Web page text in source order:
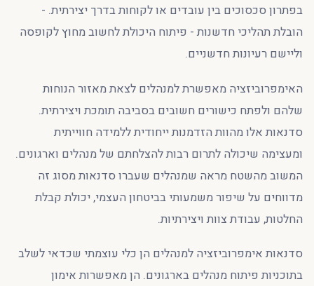
בפתרון סכסוכים בין עובדים או לקוחות בדרך יצירתית. -
הובלת תהליכי חדשנות - פיתוח היכולת לחשוב מחוץ לקופסה
וליישם רעיונות חדשניים.
האימפרוביזציה מאפשרת למנהלים לצאת מאזור הנוחות
שלהם ולפתח כישורים חשובים בסביבה תומכת ויצירתית.
סדנאות אלו מהוות הזדמנות ייחודית ללמידה חווייתית
ומעצימה שיכולה לתרום רבות להצלחתם של מנהלים וארגונים.
המשוב מהשטח מראה שמנהלים שעברו סדנאות מסוג זה
מדווחים על שיפור משמעותי בביטחון העצמי, יכולת קבלת
החלטות, עבודת צוות ויצירתיות.
סדנאות אימפרוביזציה למנהלים הן כלי עוצמתי שכדאי לשלב
בתוכניות פיתוח מנהלים בארגונים. הן מאפשרות אימון